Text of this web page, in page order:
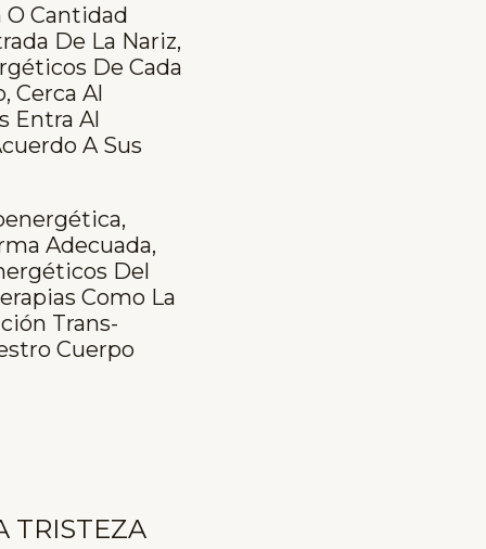
O Cantidad
De La Nariz,
De Cada
Cerca Al
Entra Al
A Sus
Adecuada,
Del
Como La
Trans-
Cuerpo
TRISTEZA